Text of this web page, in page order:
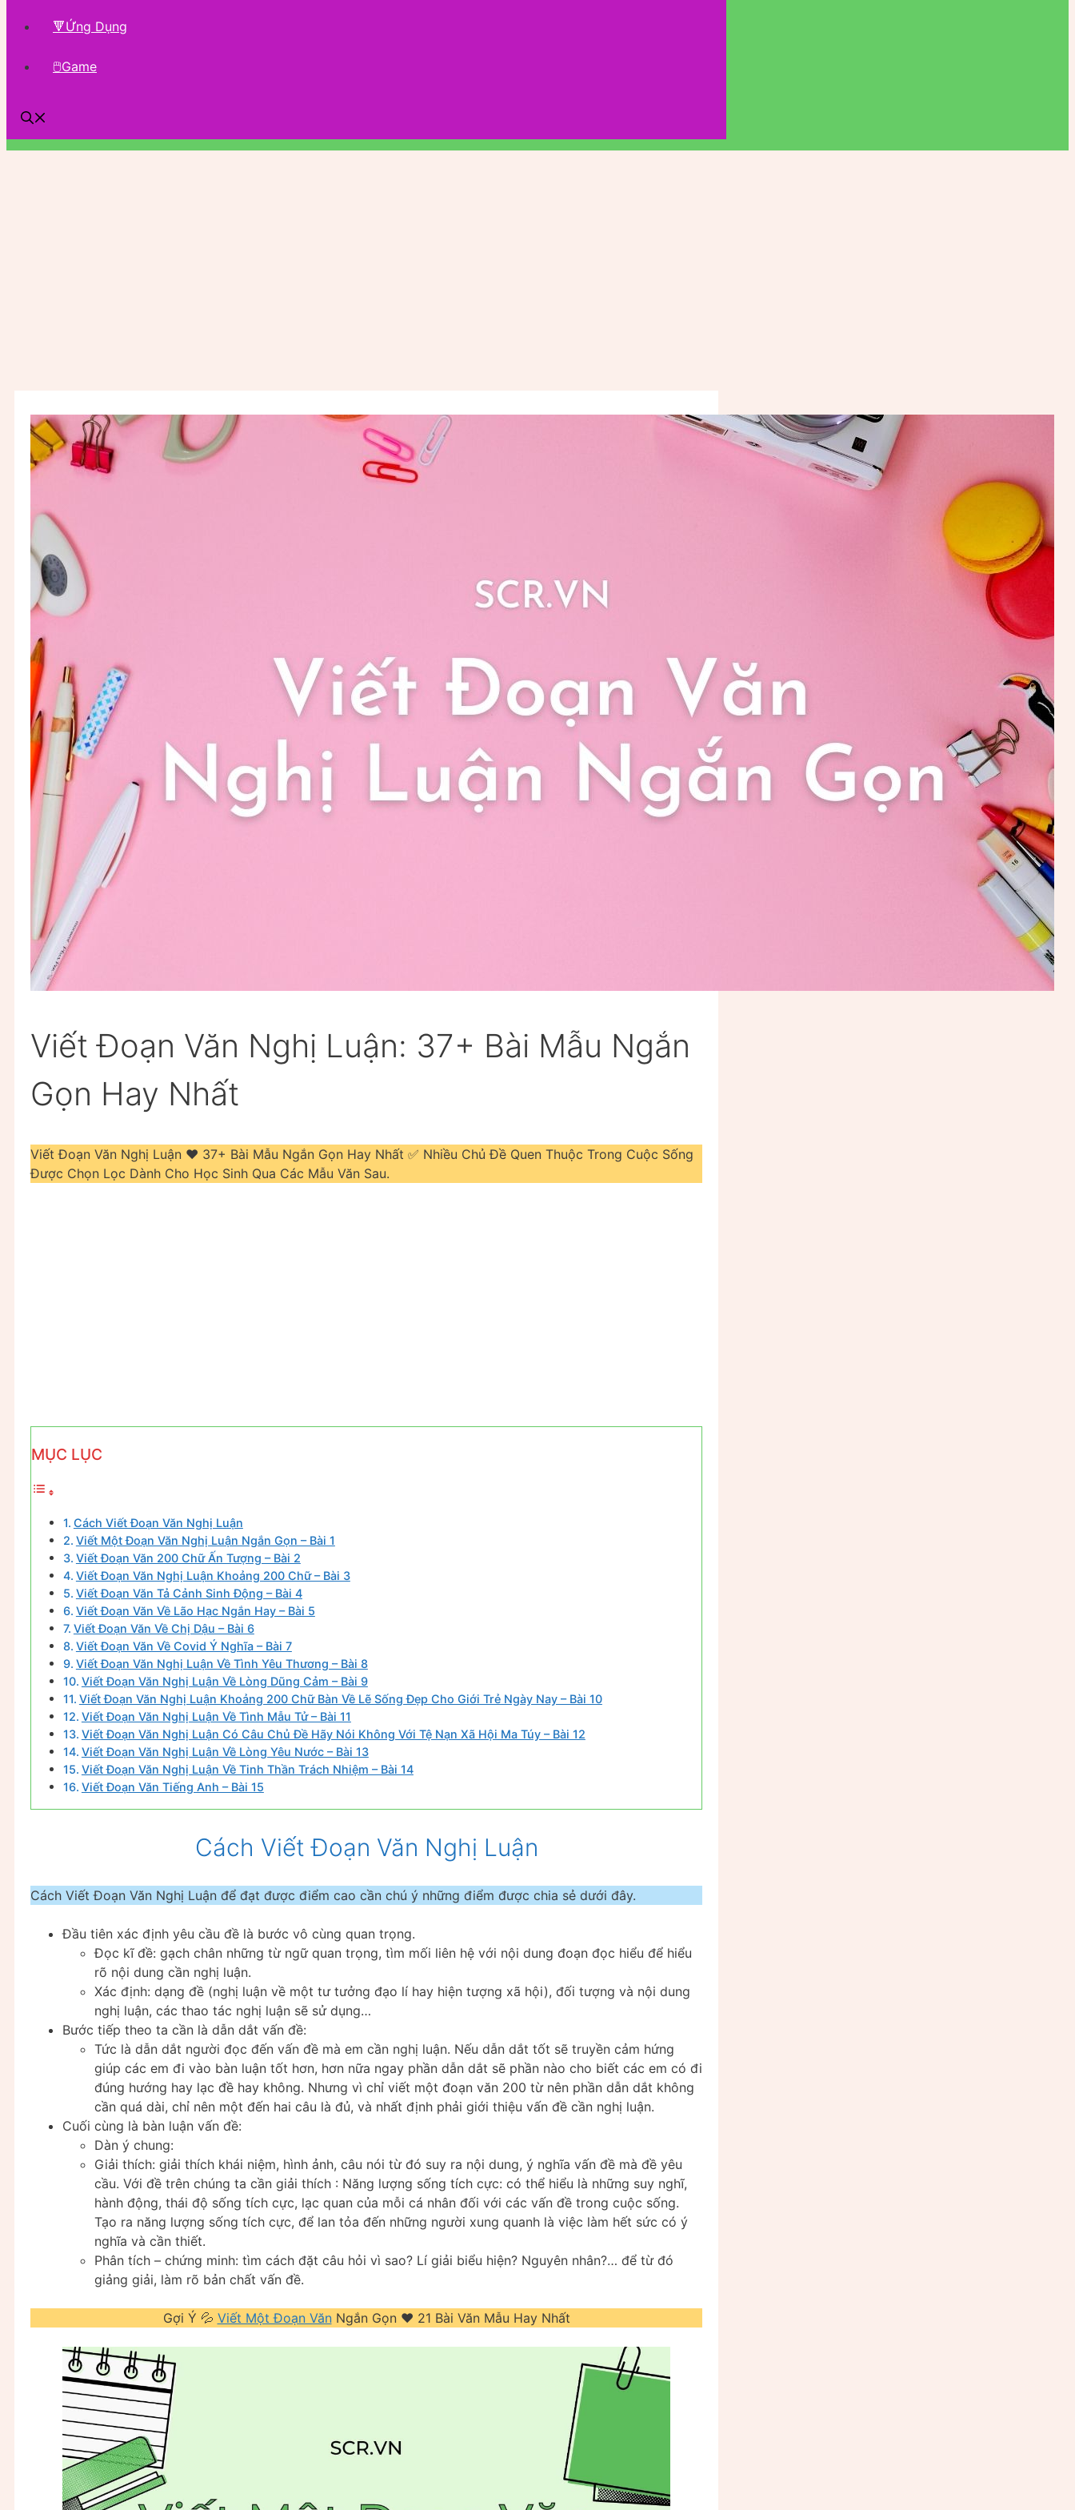
🔻Ứng Dụng
🖱Game
Viết Đoạn Văn Nghị Luận: 37+ Bài Mẫu Ngắn
Gọn Hay Nhất
Viết Đoạn Văn Nghị Luận ❤️️ 37+ Bài Mẫu Ngắn Gọn Hay Nhất ✅ Nhiều Chủ Đề Quen Thuộc Trong Cuộc Sống
Được Chọn Lọc Dành Cho Học Sinh Qua Các Mẫu Văn Sau.
MỤC LỤC
Cách Viết Đoạn Văn Nghị Luận
Viết Một Đoạn Văn Nghị Luận Ngắn Gọn – Bài 1
Viết Đoạn Văn 200 Chữ Ấn Tượng – Bài 2
Viết Đoạn Văn Nghị Luận Khoảng 200 Chữ – Bài 3
Viết Đoạn Văn Tả Cảnh Sinh Động – Bài 4
Viết Đoạn Văn Về Lão Hạc Ngắn Hay – Bài 5
Viết Đoạn Văn Về Chị Dậu – Bài 6
Viết Đoạn Văn Về Covid Ý Nghĩa – Bài 7
Viết Đoạn Văn Nghị Luận Về Tình Yêu Thương – Bài 8
Viết Đoạn Văn Nghị Luận Về Lòng Dũng Cảm – Bài 9
Viết Đoạn Văn Nghị Luận Khoảng 200 Chữ Bàn Về Lẽ Sống Đẹp Cho Giới Trẻ Ngày Nay – Bài 10
Viết Đoạn Văn Nghị Luận Về Tình Mẫu Tử – Bài 11
Viết Đoạn Văn Nghị Luận Có Câu Chủ Đề Hãy Nói Không Với Tệ Nạn Xã Hội Ma Túy – Bài 12
Viết Đoạn Văn Nghị Luận Về Lòng Yêu Nước – Bài 13
Viết Đoạn Văn Nghị Luận Về Tinh Thần Trách Nhiệm – Bài 14
Viết Đoạn Văn Tiếng Anh – Bài 15
Cách Viết Đoạn Văn Nghị Luận
Cách Viết Đoạn Văn Nghị Luận để đạt được điểm cao cần chú ý những điểm được chia sẻ dưới đây.
Đầu tiên xác định yêu cầu đề là bước vô cùng quan trọng.
Đọc kĩ đề: gạch chân những từ ngữ quan trọng, tìm mối liên hệ với nội dung đoạn đọc hiểu để hiểu
rõ nội dung cần nghị luận.
Xác định: dạng đề (nghị luận về một tư tưởng đạo lí hay hiện tượng xã hội), đối tượng và nội dung
nghị luận, các thao tác nghị luận sẽ sử dụng…
Bước tiếp theo ta cần là dẫn dắt vấn đề:
Tức là dẫn dắt người đọc đến vấn đề mà em cần nghị luận. Nếu dẫn dắt tốt sẽ truyền cảm hứng
giúp các em đi vào bàn luận tốt hơn, hơn nữa ngay phần dẫn dắt sẽ phần nào cho biết các em có đi
đúng hướng hay lạc đề hay không. Nhưng vì chỉ viết một đoạn văn 200 từ nên phần dẫn dắt không
cần quá dài, chỉ nên một đến hai câu là đủ, và nhất định phải giới thiệu vấn đề cần nghị luận.
Cuối cùng là bàn luận vấn đề:
Dàn ý chung:
Giải thích: giải thích khái niệm, hình ảnh, câu nói từ đó suy ra nội dung, ý nghĩa vấn đề mà đề yêu
cầu. Với đề trên chúng ta cần giải thích : Năng lượng sống tích cực: có thể hiểu là những suy nghĩ,
hành động, thái độ sống tích cực, lạc quan của mỗi cá nhân đối với các vấn đề trong cuộc sống.
Tạo ra năng lượng sống tích cực, để lan tỏa đến những người xung quanh là việc làm hết sức có ý
nghĩa và cần thiết.
Phân tích – chứng minh: tìm cách đặt câu hỏi vì sao? Lí giải biểu hiện? Nguyên nhân?… để từ đó
giảng giải, làm rõ bản chất vấn đề.
Gợi Ý 💦 Viết Một Đoạn VănNgắn Gọn ❤️️ 21 Bài Văn Mẫu Hay Nhất